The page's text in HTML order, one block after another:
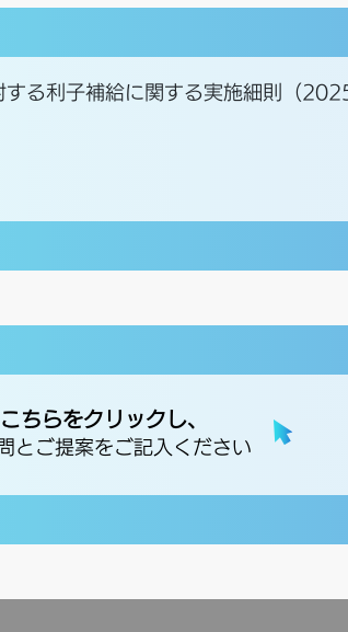
る利子補給に関する実施細則（
こちらをクリックし、
とご提案をご記入ください